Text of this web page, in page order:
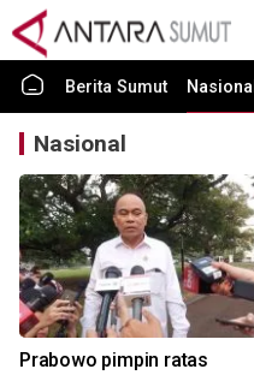
Berita Sumut Nasional
Nasional
Prabowo pimpin ratas